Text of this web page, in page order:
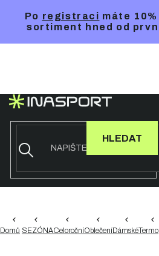
Po registraci máte
sortiment hned od
HLEDAT
Domů SEZÓNACeloročníOblečeníDámské